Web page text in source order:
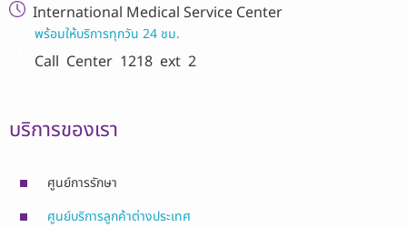
International Medical Service Center
พร้อมให้บริการทุกวัน 24 ชม.
Call Center 1218 ext 2
บริการของเรา
ศูนย์การรักษา
ศูนย์บริการลูกค้าต่างประเทศ